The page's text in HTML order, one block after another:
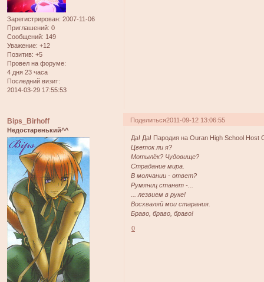
Зарегистрирован: 2007-11-06
Приглашений: 0
Сообщений: 149
Уважение: +12
Позитив: +5
Провел на форуме:
4 дня 23 часа
Последний визит:
2014-03-29 17:55:53
Поделиться2011-09-12 13:06:55
Bips_Birhoff
Недостаренький^^
Да! Да! Пародия на Ouran High School Host
Цветок ли я?
Мотылёк? Чудовище?
Страдание мира.
В молчании - ответ?
Румяниц станет -...
... лезвием в руке!
Восхваляй мои старания.
Браво, браво, браво!
0